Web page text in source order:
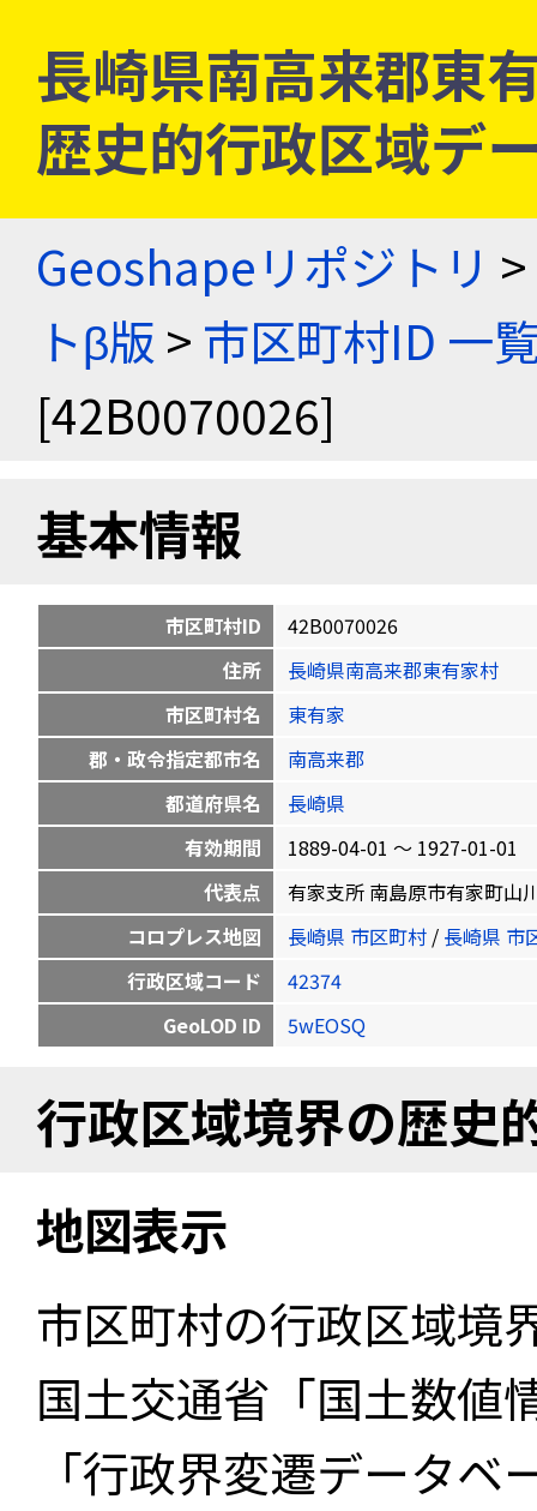
長崎県南高来郡東
歴史的行政区域デ
Geoshapeリポジトリ >
トβ版 > 市区町村ID 一
[42B0070026]
基本情報
市区町村ID
42B0070026
住所
長崎県南高来郡東有家村
市区町村名
東有家
郡・政令指定都市名
南高来郡
都道府県名
長崎県
有効期間
1889-04-01 〜 1927-01-01
代表点
有家支所 南島原市有家町山
コロプレス地図
長崎県 市区町村 / 長崎県 市
行政区域コード
42374
GeoLOD ID
5wEOSQ
行政区域境界の歴史
地図表示
市区町村の行政区域境
国土交通省「国土数値
「行政界変遷データ